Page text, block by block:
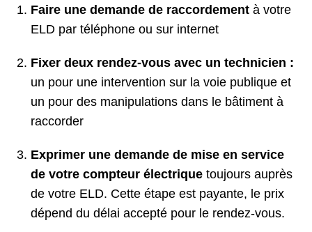
Faire une demande de raccordement à votre
ELD par téléphone ou sur internet
Fixer deux rendez-vous avec un technicien :
un pour une intervention sur la voie publique et
un pour des manipulations dans le bâtiment à
raccorder
Exprimer une demande de mise en service
de votre compteur électrique toujours auprès
de votre ELD. Cette étape est payante, le prix
dépend du délai accepté pour le rendez-vous.